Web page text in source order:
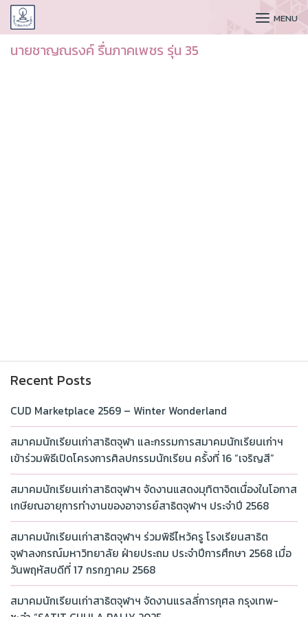
CUDAA MENU
นายชาญณรงค์ รื่นภาคเพชร รุ่น 35
Recent Posts
CUD Marketplace 2569 – Winter Wonderland
สมาคมนักเรียนเก่าสาธิตจุฬา และกรรมการสมาคมนักเรียนเก่าฯ
เข้าร่วมพิธีเปิดโครงการศิลปกรรมนักเรียน ครั้งที่ 16 “เจริญสี”
สมาคมนักเรียนเก่าสาธิตจุฬาฯ จัดงานแสดงมุทิตาจิตเนื่องในโอกาส
เกษียณอายุการทำงานของอาจารย์สาธิตจุฬาฯ ประจำปี 2568
สมาคมนักเรียนเก่าสาธิตจุฬาฯ ร่วมพิธีไหว้ครู โรงเรียนสาธิต
จุฬาลงกรณ์มหาวิทยาลัย ฝ่ายประถม ประจำปีการศึกษา 2568 เมื่อ
วันพฤหัสบดีที่ 17 กรกฎาคม 2568
สมาคมนักเรียนเก่าสาธิตจุฬาฯ จัดงานแรลลี่การกุศล กรุงเทพ-